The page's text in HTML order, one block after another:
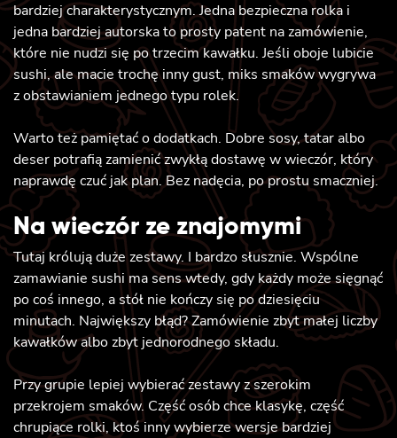
bardziej charakterystycznym. Jedna bezpieczna rolka i
jedna bardziej autorska to prosty patent na zamówienie,
które nie nudzi się po trzecim kawałku. Jeśli oboje lubicie
sushi, ale macie trochę inny gust, miks smaków wygrywa
z obstawianiem jednego typu rolek.
Warto też pamiętać o dodatkach. Dobre sosy, tatar albo
deser potrafią zamienić zwykłą dostawę w wieczór, który
naprawdę czuć jak plan. Bez nadęcia, po prostu smaczniej.
Na wieczór ze znajomymi
Tutaj królują duże zestawy. I bardzo słusznie. Wspólne
zamawianie sushi ma sens wtedy, gdy każdy może sięgnąć
po coś innego, a stół nie kończy się po dziesięciu
minutach. Największy błąd? Zamówienie zbyt małej liczby
kawałków albo zbyt jednorodnego składu.
Przy grupie lepiej wybierać zestawy z szerokim
przekrojem smaków. Część osób chce klasykę, część
chrupiące rolki, ktoś inny wybierze wersje bardziej